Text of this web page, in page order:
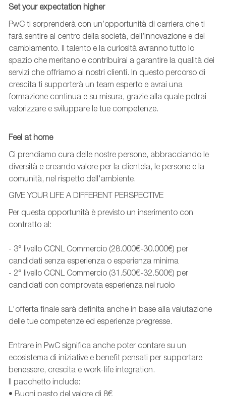
Set your expectation higher
PwC ti sorprenderà con un’opportunità di carriera che ti
farà sentire al centro della società, dell’innovazione e del
cambiamento. Il talento e la curiosità avranno tutto lo
spazio che meritano e contribuirai a garantire la qualità dei
servizi che offriamo ai nostri clienti. In questo percorso di
crescita ti supporterà un team esperto e avrai una
formazione continua e su misura, grazie alla quale potrai
valorizzare e sviluppare le tue competenze.
Feel at home
Ci prendiamo cura delle nostre persone, abbracciando le
diversità e creando valore per la clientela, le persone e la
comunità, nel rispetto dell'ambiente.
GIVE YOUR LIFE A DIFFERENT PERSPECTIVE
Per questa opportunità è previsto un inserimento con
contratto al:
- 3° livello CCNL Commercio (28.000€-30.000€) per
candidati senza esperienza o esperienza minima
- 2° livello CCNL Commercio (31.500€-32.500€) per
candidati con comprovata esperienza nel ruolo
L'offerta finale sarà definita anche in base alla valutazione
delle tue competenze ed esperienze pregresse.
Entrare in PwC significa anche poter contare su un
ecosistema di iniziative e benefit pensati per supportare
benessere, crescita e work-life integration.
Il pacchetto include:
• Buoni pasto del valore di 8€